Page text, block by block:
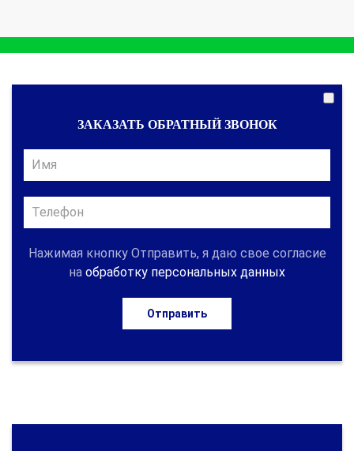
ЗАКАЗАТЬ ОБРАТНЫЙ ЗВОНОК
Нажимая кнопку Отправить, я даю свое согласие
на обработку персональных данных
Отправить